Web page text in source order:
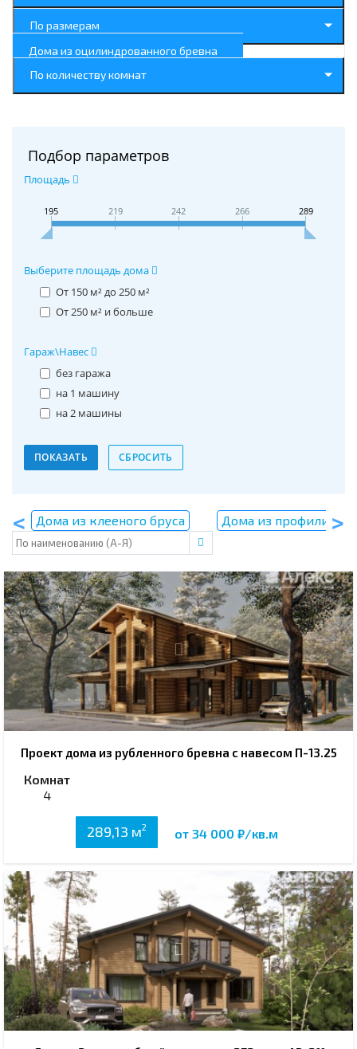
По размерам
Дома из оцилиндрованного бревна
По количеству комнат
Подбор параметров
Площадь
195 219 242 266 289
Выберите площадь дома
От 150 м² до 250 м²
От 250 м² и больше
Гараж\Навес
без гаража
на 1 машину
на 2 машины
Дома из клееного бруса Дома из
Проект дома из рубленного бревна с навесом П-13.25
Комнат
4
289,13 м2 от 34 000 ₽/кв.м